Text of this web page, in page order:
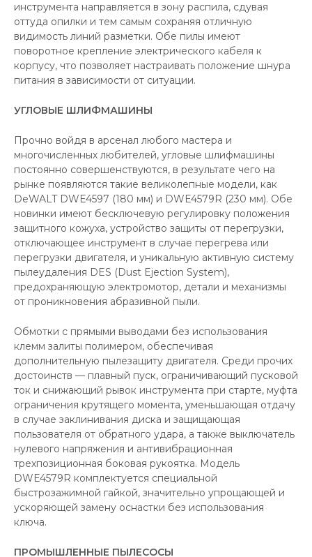
инструмента направляется в зону распила, сдувая
оттуда опилки и тем самым сохраняя отличную
видимость линий разметки. Обе пилы имеют
поворотное крепление электрического кабеля к
корпусу, что позволяет настраивать положение шнура
питания в зависимости от ситуации.
УГЛОВЫЕ ШЛИФМАШИНЫ
Прочно войдя в арсенал любого мастера и
многочисленных любителей, угловые шлифмашины
постоянно совершенствуются, в результате чего на
рынке появляются такие великолепные модели, как
DeWALT DWE4597 (180 мм) и DWE4579R (230 мм). Обе
новинки имеют бесключевую регулировку положения
защитного кожуха, устройство защиты от перегрузки,
отключающее инструмент в случае перегрева или
перегрузки двигателя, и уникальную активную систему
пылеудаления DES (Dust Ejection System),
предохраняющую электромотор, детали и механизмы
от проникновения абразивной пыли.
Обмотки с прямыми выводами без использования
клемм залиты полимером, обеспечивая
дополнительную пылезащиту двигателя. Среди прочих
достоинств — плавный пуск, ограничивающий пусковой
ток и снижающий рывок инструмента при старте, муфта
ограничения крутящего момента, уменьшающая отдачу
в случае заклинивания диска и защищающая
пользователя от обратного удара, а также выключатель
нулевого напряжения и антивибрационная
трехпозиционная боковая рукоятка. Модель
DWE4579R комплектуется специальной
быстрозажимной гайкой, значительно упрощающей и
ускоряющей замену оснастки без использования
ключа.
ПРОМЫШЛЕННЫЕ ПЫЛЕСОСЫ